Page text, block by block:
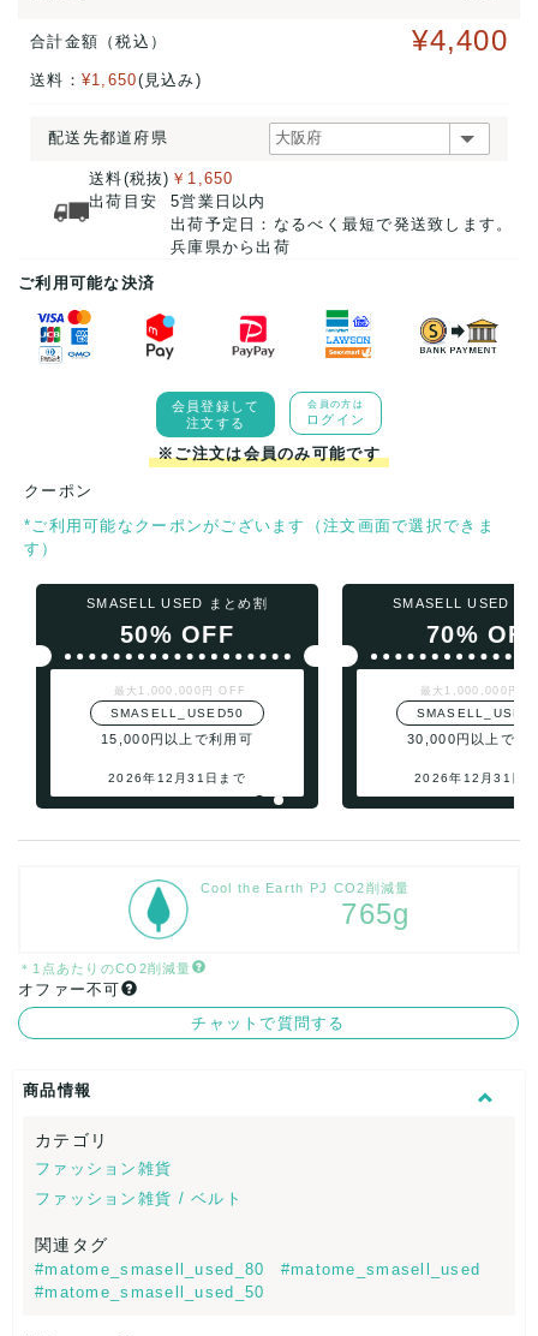
合計金額（税込） ¥4,400
送料： ¥1,650(見込み)
配送先都道府県
送料(税抜)
出荷目安
￥1,650
5営業日以内
出荷予定日：なるべく最短で発送致します。
兵庫県から出荷
ご利用可能な決済
会員登録して
注文する
会員の方は
ログイン
※ご注文は会員のみ可能です
クーポン
*ご利用可能なクーポンがございます（注文画面で選択できま
す）
SMASELL USED まとめ割
50% OFF
最大1,000,000円 OFF
SMASELL_USED50
15,000円以上で利用可
2026年12月31日まで
SMASELL USED ま
70%
最大1,000,000円
30,000円以上で利
2026年12月31日
Cool the Earth PJ CO2削減量
765g
＊1点あたりのCO2削減量
オファー不可
チャットで質問する
商品情報
カテゴリ
ファッション雑貨
ファッション雑貨 / ベルト
関連タグ
#matome_smasell_used_80
#matome_smasell_used
#matome_smasell_used_50